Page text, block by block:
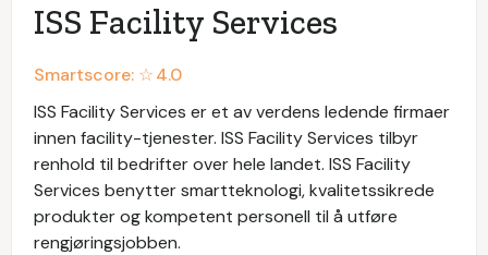
ISS Facility Services
Smartscore: ☆4.0
ISS Facility Services er et av verdens ledende firmaer
innen facility-tjenester. ISS Facility Services tilbyr
renhold til bedrifter over hele landet. ISS Facility
Services benytter smartteknologi, kvalitetssikrede
produkter og kompetent personell til å utføre
rengjøringsjobben.